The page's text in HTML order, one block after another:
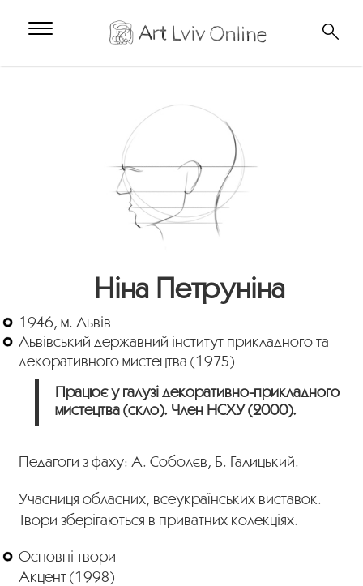
Ніна Петруніна
1946, м. Львів
Львівський державний інститут прикладного та
декоративного мистецтва (1975)
Працює у галузі декоративно-прикладного
мистецтва (скло). Член НСХУ (2000).
Педагоги з фаху: А. Соболєв, Б. Галицький.
Учасниця обласних, всеукраїнських виставок.
Твори зберігаються в приватних колекціях.
Основні твори
Акцент (1998)